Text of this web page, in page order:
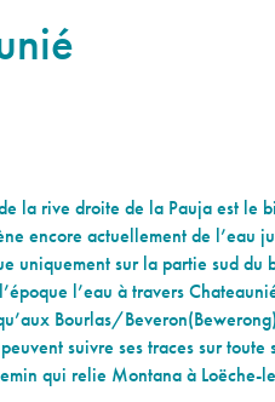
la rive droite de la Pauja est le
encore actuellement de l’eau
uniquement sur la partie sud du
l’eau à travers
Bourlas/
suivre ses traces sur toute
qui relie Montana à Loëche-